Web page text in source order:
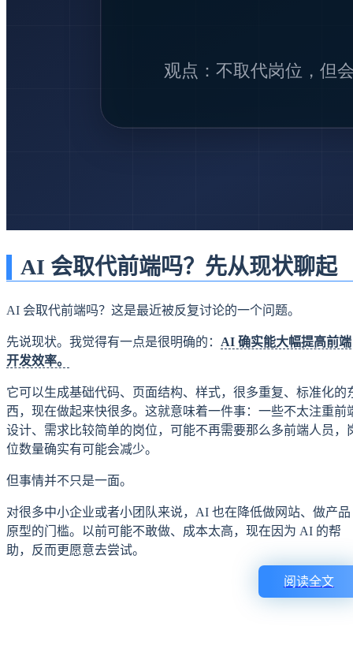
AI 会取代前端吗？先从现状聊起
AI 会取代前端吗？这是最近被反复讨论的一个问题。
先说现状。我觉得有一点是很明确的： AI 确实能大幅提高前端
开发效率。
它可以生成基础代码、页面结构、样式，很多重复、标准化的
西，现在做起来快很多。这就意味着一件事：一些不太注重前
设计、需求比较简单的岗位，可能不再需要那么多前端人员，
位数量确实有可能会减少。
但事情并不只是一面。
对很多中小企业或者小团队来说，AI 也在降低做网站、做产品
原型的门槛。以前可能不敢做、成本太高，现在因为 AI 的帮
助，反而更愿意去尝试。
阅读全文